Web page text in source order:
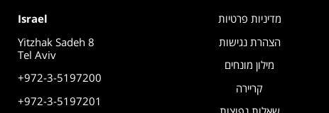
מדיניות פרטיות
הצהרת נגישות
מילון מונחים
קריירה
Israel
Yitzhak Sadeh 8
Tel Aviv
+972-3-5197200
+972-3-5197201